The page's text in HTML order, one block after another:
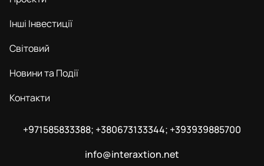
Інші Інвестиції
Світовий
Новини та Події
Контакти
+971585833388; +380673133344; +393939885700
info@interaxtion.net